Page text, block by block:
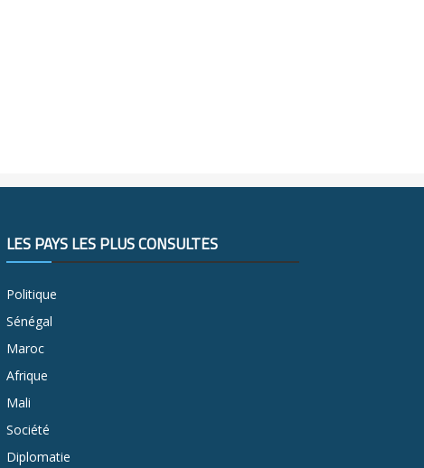
LES PAYS LES PLUS CONSULTÉS
Politique
Sénégal
Maroc
Afrique
Mali
Société
Diplomatie